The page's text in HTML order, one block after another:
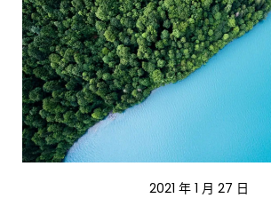
2021 年 1 月 27 日